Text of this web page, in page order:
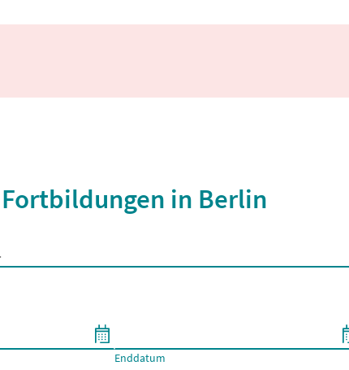
in Berlin
wenn mindestens 2 Zeichen eingegeben wurden.
Enddatum